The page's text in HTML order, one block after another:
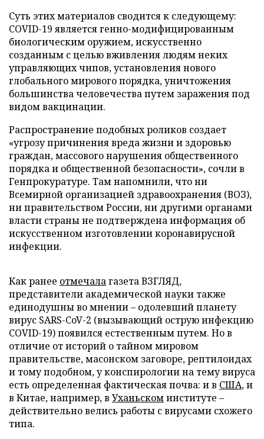
Суть этих материалов сводится к следующему:
COVID-19 является генно-модифицированным
биологическим оружием, искусственно
созданным с целью вживления людям неких
управляющих чипов, установления нового
глобального мирового порядка, уничтожения
большинства человечества путем заражения под
видом вакцинации.
Распространение подобных роликов создает
«угрозу причинения вреда жизни и здоровью
граждан, массового нарушения общественного
порядка и общественной безопасности», сочли в
Генпрокуратуре. Там напомнили, что ни
Всемирной организацией здравоохранения (ВОЗ),
ни правительством России, ни другими органами
власти страны не подтверждена информация об
искусственном изготовлении коронавирусной
инфекции.
Как ранее отмечалагазета ВЗГЛЯД,
представители академической науки также
единодушны во мнении – одолевший планету
вирус SARS-CoV-2 (вызывающий острую инфекцию
COVID-19) появился естественным путем. Но в
отличие от историй о тайном мировом
правительстве, масонском заговоре, рептилоидах
и тому подобном, у конспирологии на тему вируса
есть определенная фактическая почва: и в США, и
в Китае, например, в Уханьскоминституте –
действительно велись работы с вирусами схожего
типа.